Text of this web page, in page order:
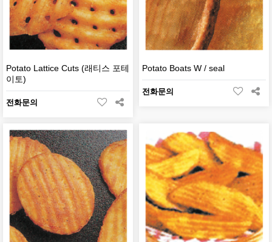
Potato Lattice Cuts (래티스 포테
이토)
전화문의
Potato Boats W / seal
전화문의